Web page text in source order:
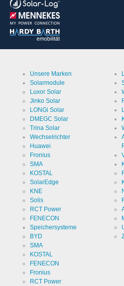
Unsere Marken
Solarmodule
Luxor Solar
Jinko Solar
LONGi Solar
DMEGC Solar
Trina Solar
Wechselrichter
Huawei
Fronius
SMA
KOSTAL
SolarEdge
KNE
Solis
RCT Power
FENECON
Speichersysteme
BYD
SMA
KOSTAL
FENECON
Fronius
RCT Power
Cookie Name
Cookie Laufzeit
Cookies die zur Auswertung
notwendig
Name
Anbieter
Zweck
Cookie Name
Cookie Laufzeit
Cookies die zur Auswertung